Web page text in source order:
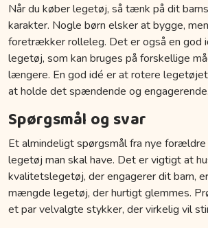
Når du køber legetøj, så tænk på dit
karakter. Nogle børn elsker at bygge,
foretrækker rolleleg. Det er også en god
legetøj, som kan bruges på forskellige
længere. En god idé er at rotere
at holde det spændende og engagerende.
Spørgsmål og svar
Et almindeligt spørgsmål fra nye
legetøj man skal have. Det er vigtigt at
kvalitetslegetøj, der engagerer dit barn,
mængde legetøj, der hurtigt glemmes.
et par velvalgte stykker, der virkelig vil